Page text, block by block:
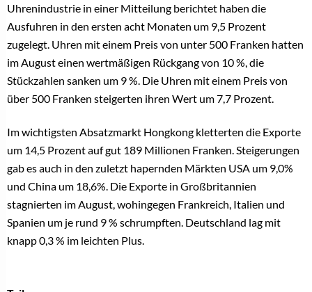
Uhrenindustrie in einer Mitteilung berichtet haben die
Ausfuhren in den ersten acht Monaten um 9,5 Prozent
zugelegt. Uhren mit einem Preis von unter 500 Franken hatten
im August einen wertmäßigen Rückgang von 10 %, die
Stückzahlen sanken um 9 %. Die Uhren mit einem Preis von
über 500 Franken steigerten ihren Wert um 7,7 Prozent.
Im wichtigsten Absatzmarkt Hongkong kletterten die Exporte
um 14,5 Prozent auf gut 189 Millionen Franken. Steigerungen
gab es auch in den zuletzt hapernden Märkten USA um 9,0%
und China um 18,6%. Die Exporte in Großbritannien
stagnierten im August, wohingegen Frankreich, Italien und
Spanien um je rund 9 % schrumpften. Deutschland lag mit
knapp 0,3 % im leichten Plus.